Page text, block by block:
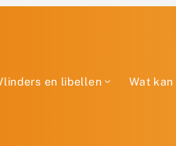
en libellen Wat